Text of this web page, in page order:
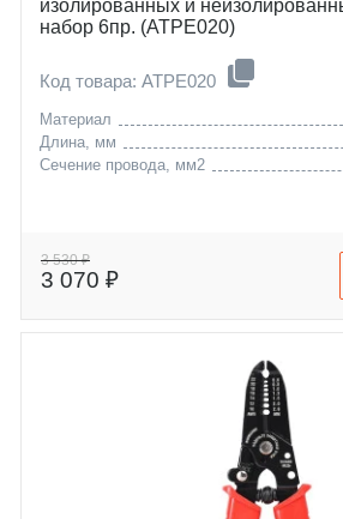
изолированных и
набор 6пр. (ATPE020)
Код товара: ATPE020
Материал
Длина, мм
Сечение провода, мм2
3 530 ₽
3 070 ₽